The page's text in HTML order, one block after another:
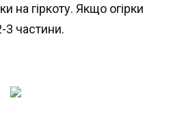
на гіркоту. Якщо огірки
3 частини.